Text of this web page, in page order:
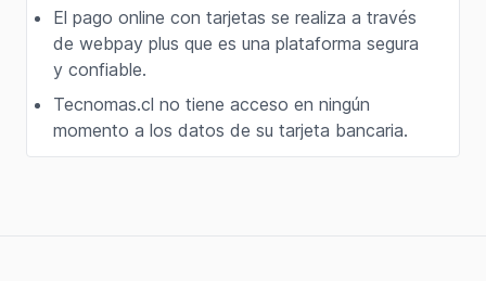
El pago online con tarjetas se realiza a través
de webpay plus que es una plataforma segura
y confiable.
Tecnomas.cl no tiene acceso en ningún
momento a los datos de su tarjeta bancaria.